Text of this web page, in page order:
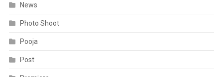
News
Photo Shoot
Pooja
Post